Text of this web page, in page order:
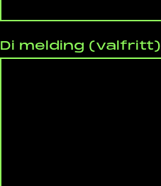
Di melding (valfritt)